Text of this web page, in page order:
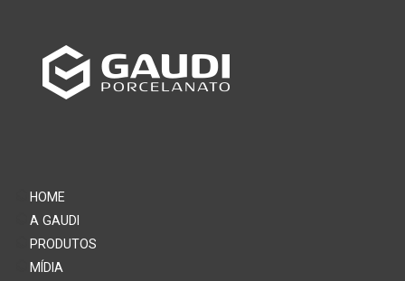
HOME
A GAUDI
PRODUTOS
MÍDIA